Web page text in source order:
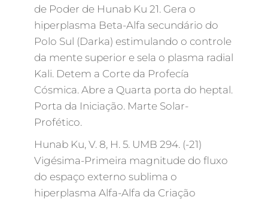
de Poder de Hunab Ku 21. Gera o
hiperplasma Beta-Alfa secundário do
Polo Sul (Darka) estimulando o controle
da mente superior e sela o plasma radial
Kali. Detem a Corte da Profecía
Cósmica. Abre a Quarta porta do heptal.
Porta da Iniciação. Marte Solar-
Profético.
Hunab Ku, V. 8, H. 5. UMB 294. (-21)
Vigésima-Primeira magnitude do fluxo
do espaço externo sublima o
hiperplasma Alfa-Alfa da Criação